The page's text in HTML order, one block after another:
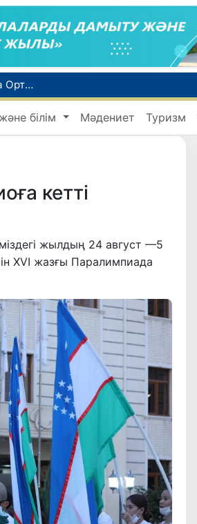
WTTC есебінде Өзбекстан туризмнің өсу қарқыны бойынша Орталық Азияда бірінші орынға шықты
Мүмкіндігі шектеулі талапкерлерге қабылдау емтихандарында қосымша уақыт беріледі
білім Мәдениет Туризм
кетті
жылдың 24 август —5
XVI жазғы Паралимпиада